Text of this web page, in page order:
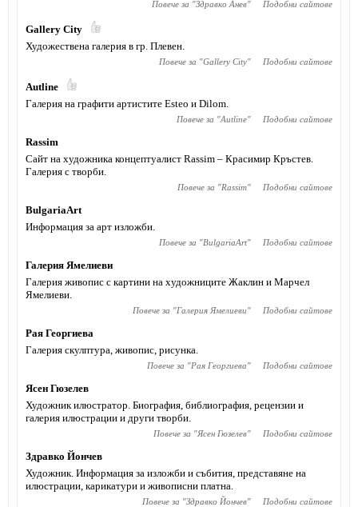
Повече за "Здравко Анев" Подобни сайтове
Gallery City
Художествена галерия в гр. Плевен.
Повече за "Gallery City" Подобни сайтове
Autline
Галерия на графити артистите Esteo и Dilom.
Повече за "Autline" Подобни сайтове
Rassim
Сайт на художника концептуалист Rassim – Красимир Кръстев.
Галерия с творби.
Повече за "Rassim" Подобни сайтове
BulgariaArt
Информация за арт изложби.
Повече за "BulgariaArt" Подобни сайтове
Галерия Ямелиеви
Галерия живопис с картини на художниците Жаклин и Марчел
Ямелиеви.
Повече за "Галерия Ямелиеви" Подобни сайтове
Рая Георгиева
Галерия скулптура, живопис, рисунка.
Повече за "Рая Георгиева" Подобни сайтове
Ясен Гюзелев
Художник илюстратор. Биография, библиография, рецензии и
галерия илюстрации и други творби.
Повече за "Ясен Гюзелев" Подобни сайтове
Здравко Йончев
Художник. Информация за изложби и събития, представяне на
илюстрации, карикатури и живописни платна.
Повече за "Здравко Йончев" Подобни сайтове